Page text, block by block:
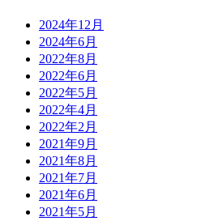
2024年12月
2024年6月
2022年8月
2022年6月
2022年5月
2022年4月
2022年2月
2021年9月
2021年8月
2021年7月
2021年6月
2021年5月